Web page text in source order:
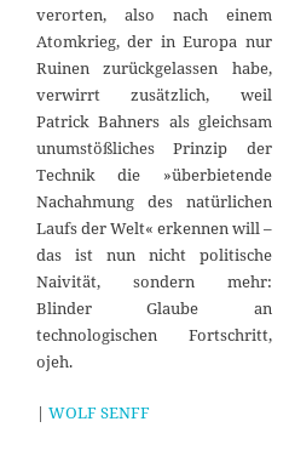
verorten, also nach einem
Atomkrieg, der in Europa nur
Ruinen zurückgelassen habe,
verwirrt zusätzlich, weil
Patrick Bahners als gleichsam
unumstößliches Prinzip der
Technik die »überbietende
Nachahmung des natürlichen
Laufs der Welt« erkennen will –
das ist nun nicht politische
Naivität, sondern mehr:
Blinder Glaube an
technologischen Fortschritt,
ojeh.
| WOLF SENFF